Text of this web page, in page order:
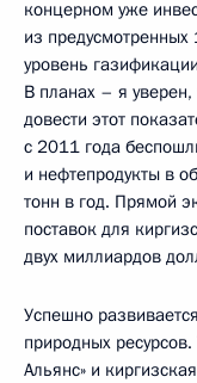
концерном уже
из предусмотренных
уровень
В планах – я
довести этот
с 2011 года
и нефтепродукты в
тонн в год. Прямой
поставок для
двух миллиардов
Успешно
природных
Альянс» и